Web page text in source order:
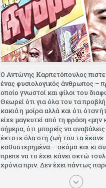
Ο Αντώνης Καρπετόπουλος
ένας φυσιολογικός άνθρωπος –
οποίο γνωστοί και φίλοι του
Θεωρεί ότι για όλα του τα
κακιά η μοίρα αλλά και ότι όταν
είχε μαγευτεί από τη φράση «μην
σήμερα, ότι μπορείς να αναβάλεις
έκτοτε όλα στη ζωή του τα έκανε
καθυστερημένα – ακόμα και κι
πρεπε να το έχει κάνει οκτώ
χρόνια πριν. Δεν έχει πάντως
ζωή του, ούτε και απωθημένα.
παιδικά χρόνια διαβάζοντας